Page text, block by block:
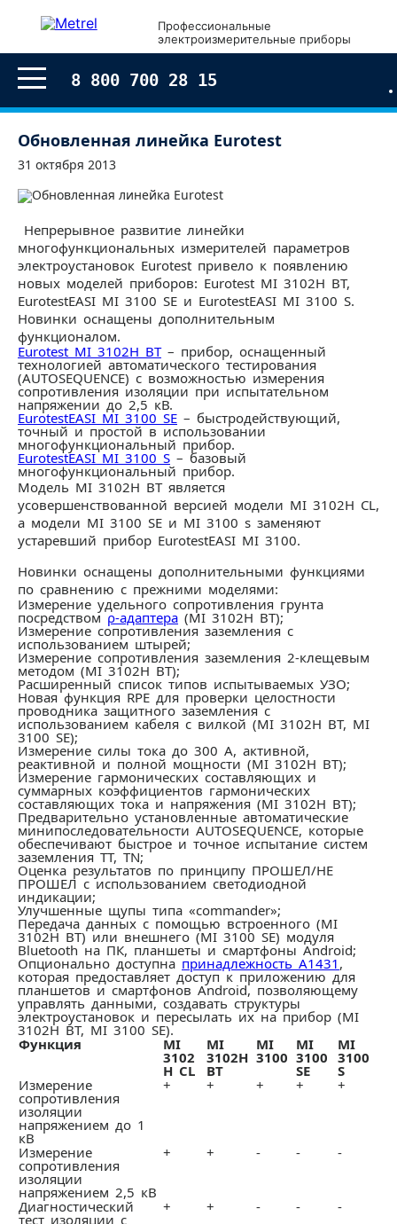
Профессиональные
электроизмерительные приборы
8 800 700 28 15
Обновленная линейка Eurotest
31 октября 2013
Непрерывное развитие линейки
многофункциональных измерителей параметров
электроустановок Eurotest привело к появлению
новых моделей приборов: Eurotest MI 3102H BT,
EurotestEASI MI 3100 SE и EurotestEASI MI 3100 S.
Новинки оснащены дополнительным
функционалом.
Eurotest MI 3102H BT– прибор, оснащенный
технологией автоматического тестирования
(AUTOSEQUENCE) с возможностью измерения
сопротивления изоляции при испытательном
напряжении до 2,5 кВ.
EurotestEASI MI 3100 SE – быстродействующий,
точный и простой в использовании
многофункциональный прибор.
EurotestEASI MI 3100 S – базовый
многофункциональный прибор.
Модель MI 3102H BT является
усовершенствованной версией модели MI 3102H CL,
а модели MI 3100 SE и MI 3100 s заменяют
устаревший прибор EurotestEASI MI 3100.
Новинки оснащены дополнительными функциями
по сравнению с прежними моделями:
Измерение удельного сопротивления грунта
посредствомρ-адаптера (MI 3102H BT);
Измерение сопротивления заземления с
использованием штырей;
Измерение сопротивления заземления 2-клещевым
методом (MI 3102H BT);
Расширенный список типов испытываемых УЗО;
Новая функция RPE для проверки целостности
проводника защитного заземления с
использованием кабеля с вилкой (MI 3102H BT, MI
3100 SE);
Измерение силы тока до 300 А, активной,
реактивной и полной мощности (MI 3102H BT);
Измерение гармонических составляющих и
суммарных коэффициентов гармонических
составляющих тока и напряжения (MI 3102H BT);
Предварительно установленные автоматические
минипоследовательности AUTOSEQUENCE, которые
обеспечивают быстрое и точное испытание систем
заземления TT, TN;
Оценка результатов по принципу ПРОШЕЛ/НЕ
ПРОШЕЛ с использованием светодиодной
индикации;
Улучшенные щупы типа «commander»;
Передача данных с помощью встроенного (MI
3102H BT) или внешнего (MI 3100 SE) модуля
Bluetooth на ПК, планшеты и смартфоны Android;
Опционально доступна принадлежность А1431 ,
которая предоставляет доступ к приложению для
планшетов и смартфонов Android, позволяющему
управлять данными, создавать структуры
электроустановок и пересылать их на прибор (MI
3102H BT, MI 3100 SE).
Функция
MI
3102
H CL
MI
3102H
BT
MI
3100
MI
3100
SE
MI
3100
S
Измерение
сопротивления
изоляции
напряжением до 1
кВ
+ + + + +
Измерение
сопротивления
изоляции
напряжением 2,5 кВ
+ + - - -
Диагностический
тест изоляции с
+ + - - -